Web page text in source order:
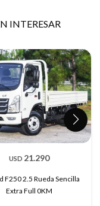
INTERESAR
USD 21.290
F250 2.5 Rueda Sencilla
Extra Full 0KM